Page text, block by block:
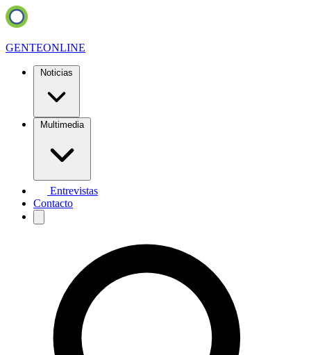
GENTEONLINE
Noticias
Multimedia
Entrevistas
Contacto